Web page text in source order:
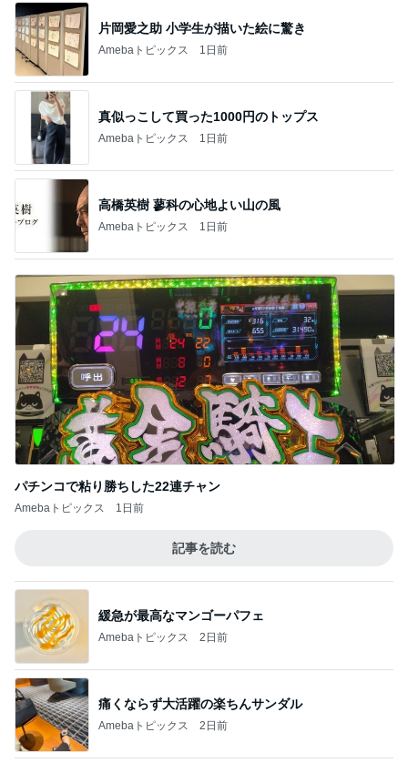
片岡愛之助 小学生が描いた絵に驚き
Amebaトピックス 1日前
真似っこして買った1000円のトップス
Amebaトピックス 1日前
高橋英樹 蓼科の心地よい山の風
Amebaトピックス 1日前
パチンコで粘り勝ちした22連チャン
Amebaトピックス 1日前
記事を読む
緩急が最高なマンゴーパフェ
Amebaトピックス 2日前
痛くならず大活躍の楽ちんサンダル
Amebaトピックス 2日前